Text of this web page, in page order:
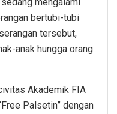
bertubi-tubi
tersebut,
anak hungga orang
Akademik FIA
Palsetin” dengan